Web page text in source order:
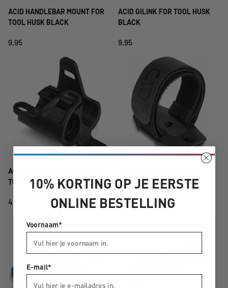
ACID HANDLEBAR MOUNT FOR
TOOL HUSK BLACK
9,95
ACID GILINK FOR TOOL HUSK
BLACK
9,95
ACID FRAME MOUNT STASH FOR
TOOL HUSK
4,95
BLACK
9,95
10% KORTING OP JE EERSTE
ONLINE BESTELLING
Voornaam*
E-mail*